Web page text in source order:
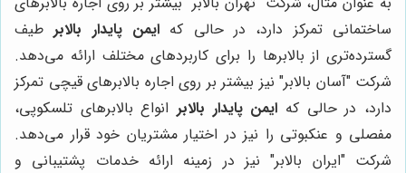
ساختمانی تمرکز دارد، در حالی که ایمن پایدار بالابر طیف
گسترده‌تری از بالابرها را برای کاربردهای مختلف ارائه می‌دهد.
شرکت "آسان بالابر" نیز بیشتر بر روی اجاره بالابرهای قیچی تمرکز
دارد، در حالی که ایمن پایدار بالابر انواع بالابرهای تلسکوپی،
مفصلی و عنکبوتی را نیز در اختیار مشتریان خود قرار می‌دهد.
شرکت "ایران بالابر" نیز در زمینه ارائه خدمات پشتیبانی و